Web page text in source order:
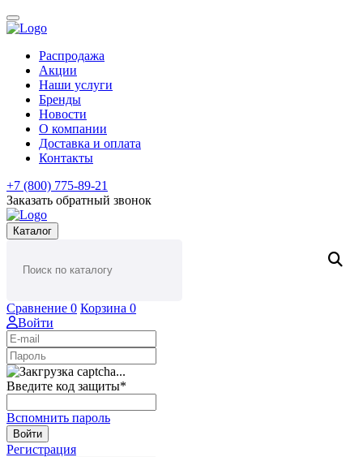
Распродажа
Акции
Наши услуги
Бренды
Новости
О компании
Доставка и оплата
Контакты
+7 (800) 775-89-21
Заказать обратный звонок
Каталог
Сравнение 0 Корзина 0
Войти
Введите код защиты*
Вспомнить пароль
Войти
Регистрация